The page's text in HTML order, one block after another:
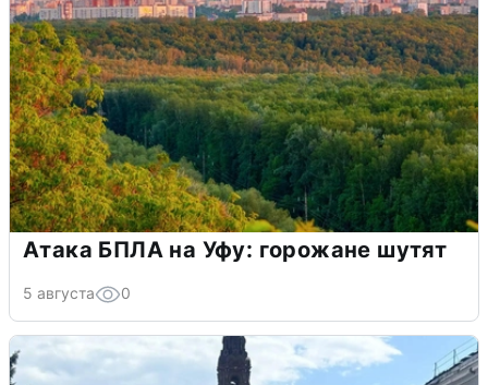
Атака БПЛА на Уфу: горожане шутят
5 августа 0